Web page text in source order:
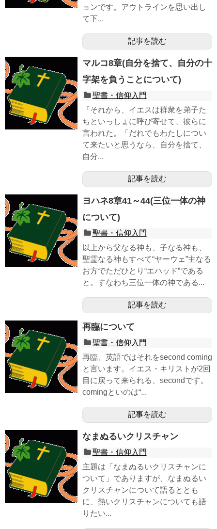
ョンです。アウトラインを思い出し
て下...
記事を読む
マルコ8章(自分を捨て、自分の十
字架を負うことについて)
聖書・信仰入門
『それから、イエスは群衆を弟子た
ちといっしょに呼び寄せて、彼らに
言われた。「だれでもわたしについ
て来たいと思うなら、自分を捨て、
自分...
記事を読む
ヨハネ8章41～44(三位一体の神
について)
聖書・信仰入門
以上から父なる神も、子なる神も、
聖霊なる神もすべて“ヤーウェ”主なる
お方でただひとり“エハッド”である
と。すなわち三位一体の神である...
記事を読む
再臨について
聖書・信仰入門
再臨、英語ではそれをsecond coming
と言います。イエス・キリストが2回
目に戻って来られる、secondです。
comingといのは“...
記事を読む
なまぬるいクリスチャン
聖書・信仰入門
主題は「なまぬるいクリスチャンに
ついて」でありますが、なまぬるい
クリスチャンについて語るととも
に、熱いクリスチャンについても語
りたい...